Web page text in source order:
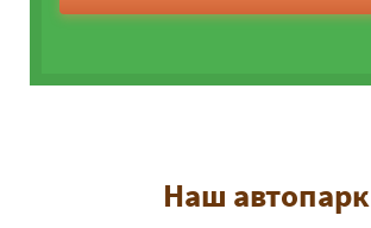
Наш автопарк